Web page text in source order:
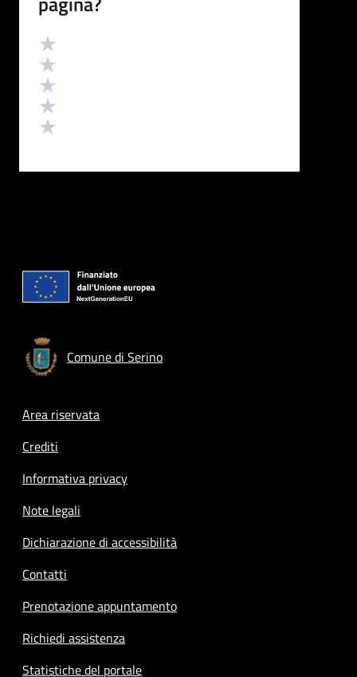
Valutazione
Comune di Serino
Footer menu
Area riservata
Crediti
Informativa privacy
Note legali
Dichiarazione di accessibilità
Contatti
Prenotazione appuntamento
Richiedi assistenza
Statistiche del portale